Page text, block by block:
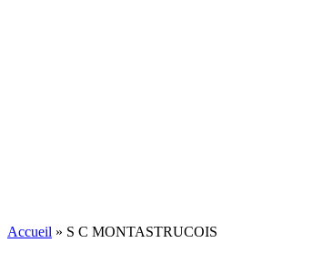
Accueil » S C MONTASTRUCOIS